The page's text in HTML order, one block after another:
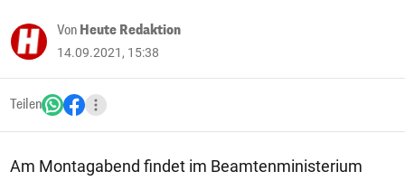
Von Heute Redaktion
14.09.2021, 15:38
Teilen
Am Montagabend findet im Beamtenministerium